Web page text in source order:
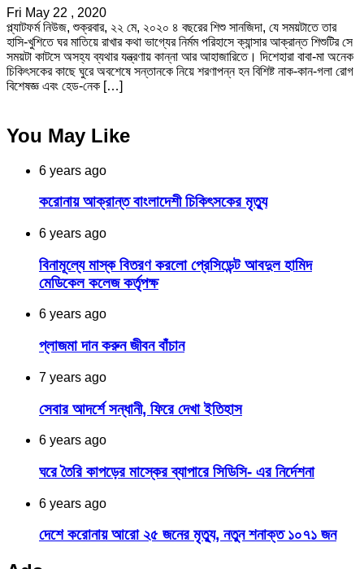
Fri May 22 , 2020
প্ল্যাটফর্ম নিউজ, শুক্রবার, ২২ মে, ২০২০ ৪ বছরের শিশু সানজিদা, যে সময়টাতে তার
হাসি-খুশিতে ঘর মাতিয়ে রাখার কথা ভাগ্যের নির্মম পরিহাসে ক্যান্সার আক্রান্ত শিশুটির সে
সময়টা কাটসে অসহ্য ব্যথার যন্ত্রণায় কান্না আর আহাজারিতে। দিশেহারা বাবা-মা অনেক
চিকিৎসকের কাছে ঘুরে অবশেষে সন্তানকে নিয়ে শরণাপন্ন হন বিশিষ্ট নাক-কান-গলা রোগ
বিশেষজ্ঞ এবং হেড-নেক […]
You May Like
6 years ago
করোনায় আক্রান্ত বাংলাদেশী চিকিৎসকের মৃত্যু
6 years ago
বিনামূল্যে মাস্ক বিতরণ করলো প্রেসিডেন্ট আবদুল হামিদ
মেডিকেল কলেজ কর্তৃপক্ষ
6 years ago
প্লাজমা দান করুন জীবন বাঁচান
7 years ago
সেবার আদর্শে সন্ধানী, ফিরে দেখা ইতিহাস
6 years ago
ঘরে তৈরি কাপড়ের মাস্কের ব্যাপারে সিডিসি- এর নির্দেশনা
6 years ago
দেশে করোনায় আরো ২৫ জনের মৃত্যু, নতুন শনাক্ত ১০৭১ জন